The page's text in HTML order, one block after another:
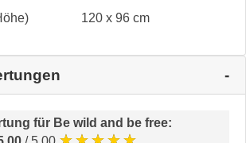
120 x 96 cm
für Be wild and be free: